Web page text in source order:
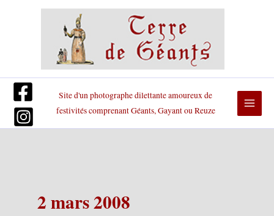
Site d'un photographe dilettante amoureux de
festivités comprenant Géants, Gayant ou Reuze
2 mars 2008